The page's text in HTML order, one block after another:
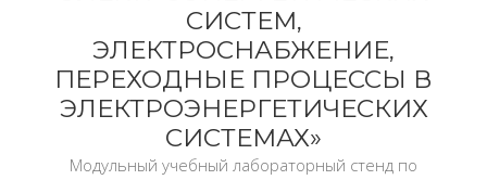
СИСТЕМ,
ЭЛЕКТРОСНАБЖЕНИЕ,
ПЕРЕХОДНЫЕ ПРОЦЕССЫ В
ЭЛЕКТРОЭНЕРГЕТИЧЕСКИХ
СИСТЕМАХ»
Модульный учебный лабораторный стенд по